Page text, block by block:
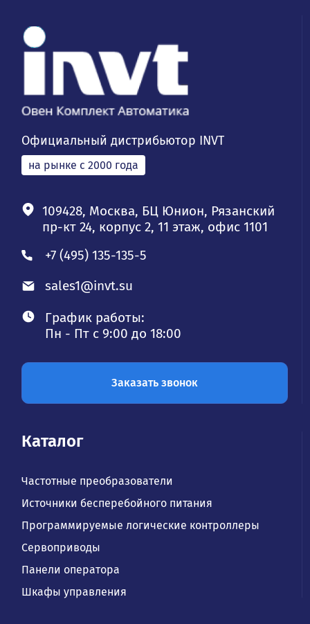
Официальный дистрибьютор INVT
на рынке с 2000 года
109428, Москва, БЦ Юнион, Рязанский
пр-кт 24, корпус 2, 11 этаж, офис 1101
+7 (495) 135-135-5
sales1@invt.su
График работы:
Пн - Пт с 9:00 до 18:00
Заказать звонок
Каталог
Частотные преобразователи
Источники бесперебойного питания
Программируемые логические контроллеры
Сервоприводы
Панели оператора
Шкафы управления